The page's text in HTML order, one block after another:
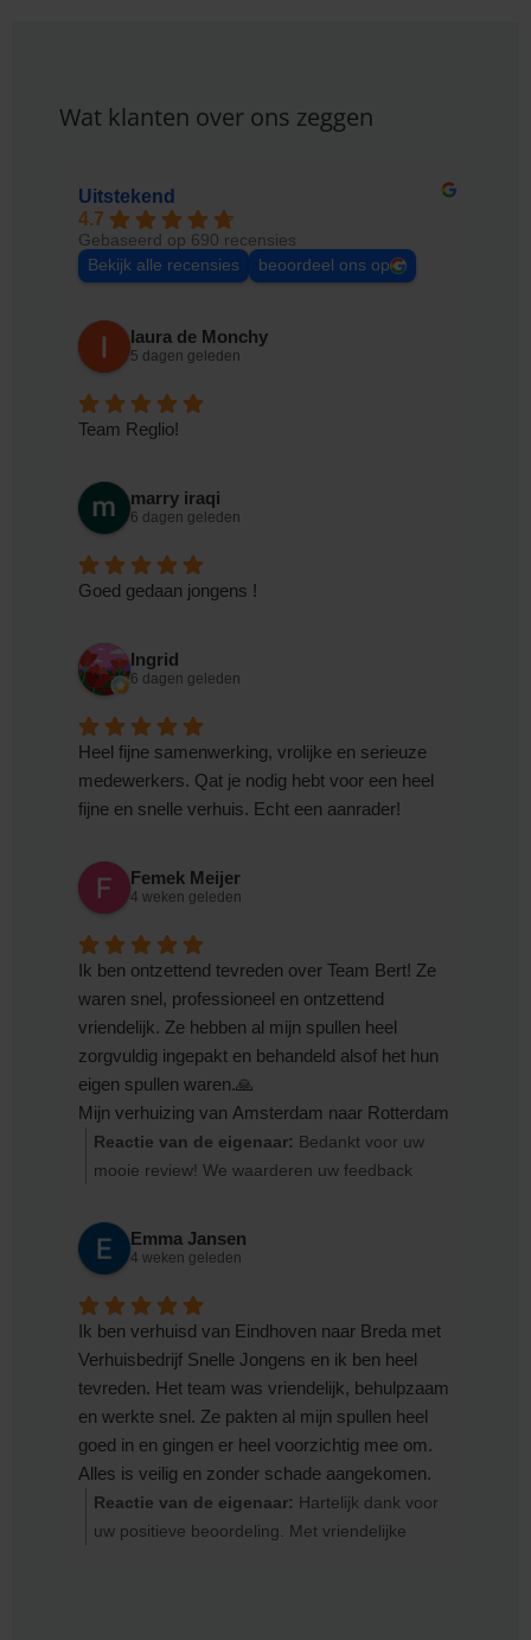
Wat klanten over ons zeggen
Uitstekend
4.7
Gebaseerd op 690 recensies
Bekijk alle recensies
beoordeel ons op
laura de Monchy
5 dagen geleden
Team Reglio!
marry iraqi
6 dagen geleden
Goed gedaan jongens !
Ingrid
6 dagen geleden
Heel fijne samenwerking, vrolijke en serieuze
medewerkers. Qat je nodig hebt voor een heel
fijne en snelle verhuis. Echt een aanrader!
Femek Meijer
4 weken geleden
Ik ben ontzettend tevreden over Team Bert! Ze
waren snel, professioneel en ontzettend
vriendelijk. Ze hebben al mijn spullen heel
zorgvuldig ingepakt en behandeld alsof het hun
eigen spullen waren.🙏
Mijn verhuizing van Amsterdam naar Rotterdam
verliep dankzij hen zonder stress. Hun manier
van werken, de zorg waarmee ze alles droegen
indrukwekkend.
Vanaf nu weet ik dat ik altijd voor dit
ook aan iedereen aan!
Als het kon, gaf ik ze 6 sterren in plaats van 5.
Bedankt voor de geweldige service!✅
Reactie van de eigenaar: Bedankt voor uw
mooie review! We waarderen uw feedback
Verhuisbedrijf Snelle Jongens
Emma Jansen
4 weken geleden
Ik ben verhuisd van Eindhoven naar Breda met
Verhuisbedrijf Snelle Jongens en ik ben heel
tevreden. Het team was vriendelijk, behulpzaam
en werkte snel. Ze pakten al mijn spullen heel
goed in en gingen er heel voorzichtig mee om.
Alles is veilig en zonder schade aangekomen.
⭐️⭐️⭐️⭐️⭐️
De verhuizing verliep heel soepel en zonder
Reactie van de eigenaar: Hartelijk dank voor
uw positieve beoordeling. Met vriendelijke